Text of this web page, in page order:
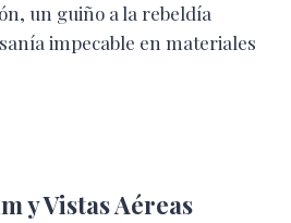
un guiño a la rebeldía
impecable en materiales
y Vistas Aéreas